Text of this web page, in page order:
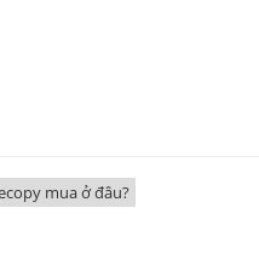
mua ở đâu?